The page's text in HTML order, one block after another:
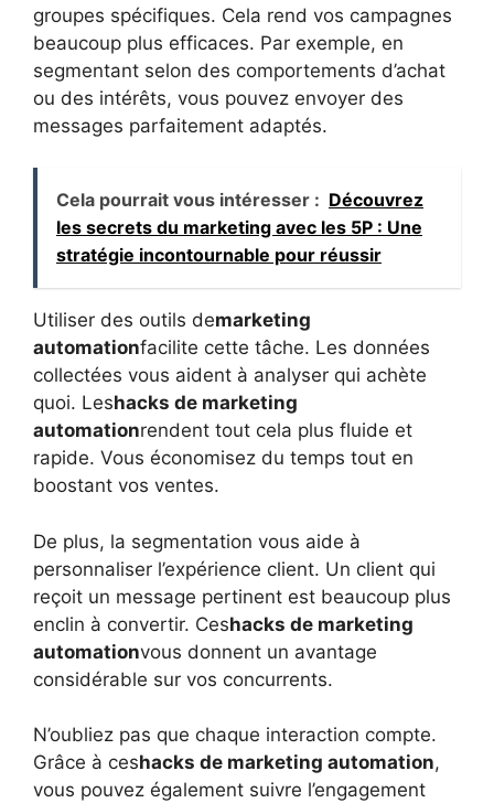
groupes spécifiques. Cela rend vos campagnes
beaucoup plus efficaces. Par exemple, en
segmentant selon des comportements d’achat
ou des intérêts, vous pouvez envoyer des
messages parfaitement adaptés.
Cela pourrait vous intéresser : Découvrez
les secrets du marketing avec les 5P : Une
stratégie incontournable pour réussir
Utiliser des outils demarketing
automationfacilite cette tâche. Les données
collectées vous aident à analyser qui achète
quoi. Leshacks de marketing
automationrendent tout cela plus fluide et
rapide. Vous économisez du temps tout en
boostant vos ventes.
De plus, la segmentation vous aide à
personnaliser l’expérience client. Un client qui
reçoit un message pertinent est beaucoup plus
enclin à convertir. Ceshacks de marketing
automationvous donnent un avantage
considérable sur vos concurrents.
N’oubliez pas que chaque interaction compte.
Grâce à ceshacks de marketing automation,
vous pouvez également suivre l’engagement